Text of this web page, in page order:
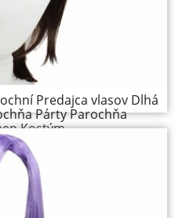
Predajca vlasov Dlhá
Párty Parochňa
Kostým